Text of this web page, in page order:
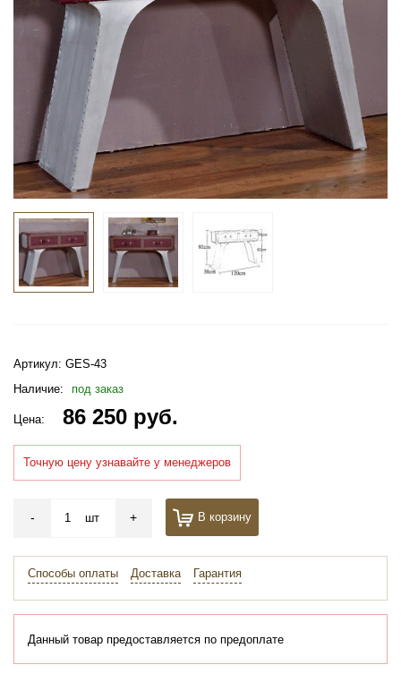
Артикул: GES-43
Наличие:
под заказ
Цена: 86 250 руб.
Точную цену узнавайте у менеджеров
- шт + В корзину
Способы оплаты Доставка Гарантия
Данный товар предоставляется по предоплате